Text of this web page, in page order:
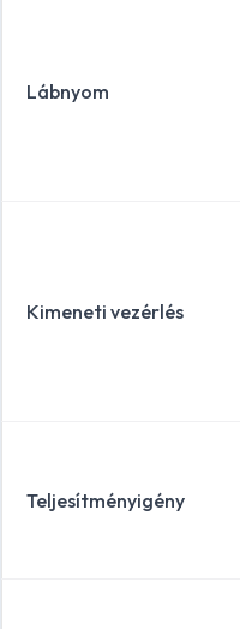
Lábnyom
Kimeneti vezérlés
Teljesítményigény